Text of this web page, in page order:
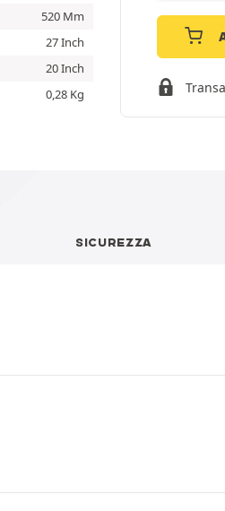
520 Mm
27 Inch
20 Inch
0,28 Kg
SICUREZZA